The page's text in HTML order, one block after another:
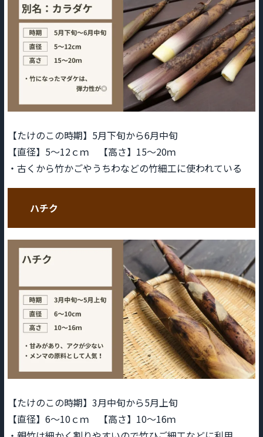
【たけのこの時期】5月下旬から6月中旬
【直径】5～12ｃｍ 【高さ】15～20ｍ
・古くから竹かごやうちわなどの竹細工に使われている
ハチク
【たけのこの時期】3月中旬から5月上旬
【直径】6～10ｃｍ 【高さ】10～16ｍ